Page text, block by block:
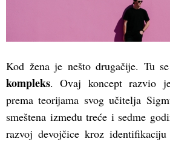
Kod žena je nešto drugačije. Tu
kompleks. Ovaj koncept razvio
prema teorijama svog učitelja
smeštena između treće i sedme
razvoj devojčice kroz